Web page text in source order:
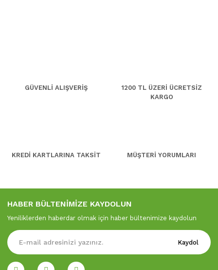
GÜVENLİ ALIŞVERİŞ
1200 TL ÜZERİ ÜCRETSİZ
KARGO
KREDİ KARTLARINA TAKSİT MÜŞTERİ YORUMLARI
HABER BÜLTENİMİZE KAYDOLUN
Yeniliklerden haberdar olmak için haber bültenimize kaydolun
Kaydol